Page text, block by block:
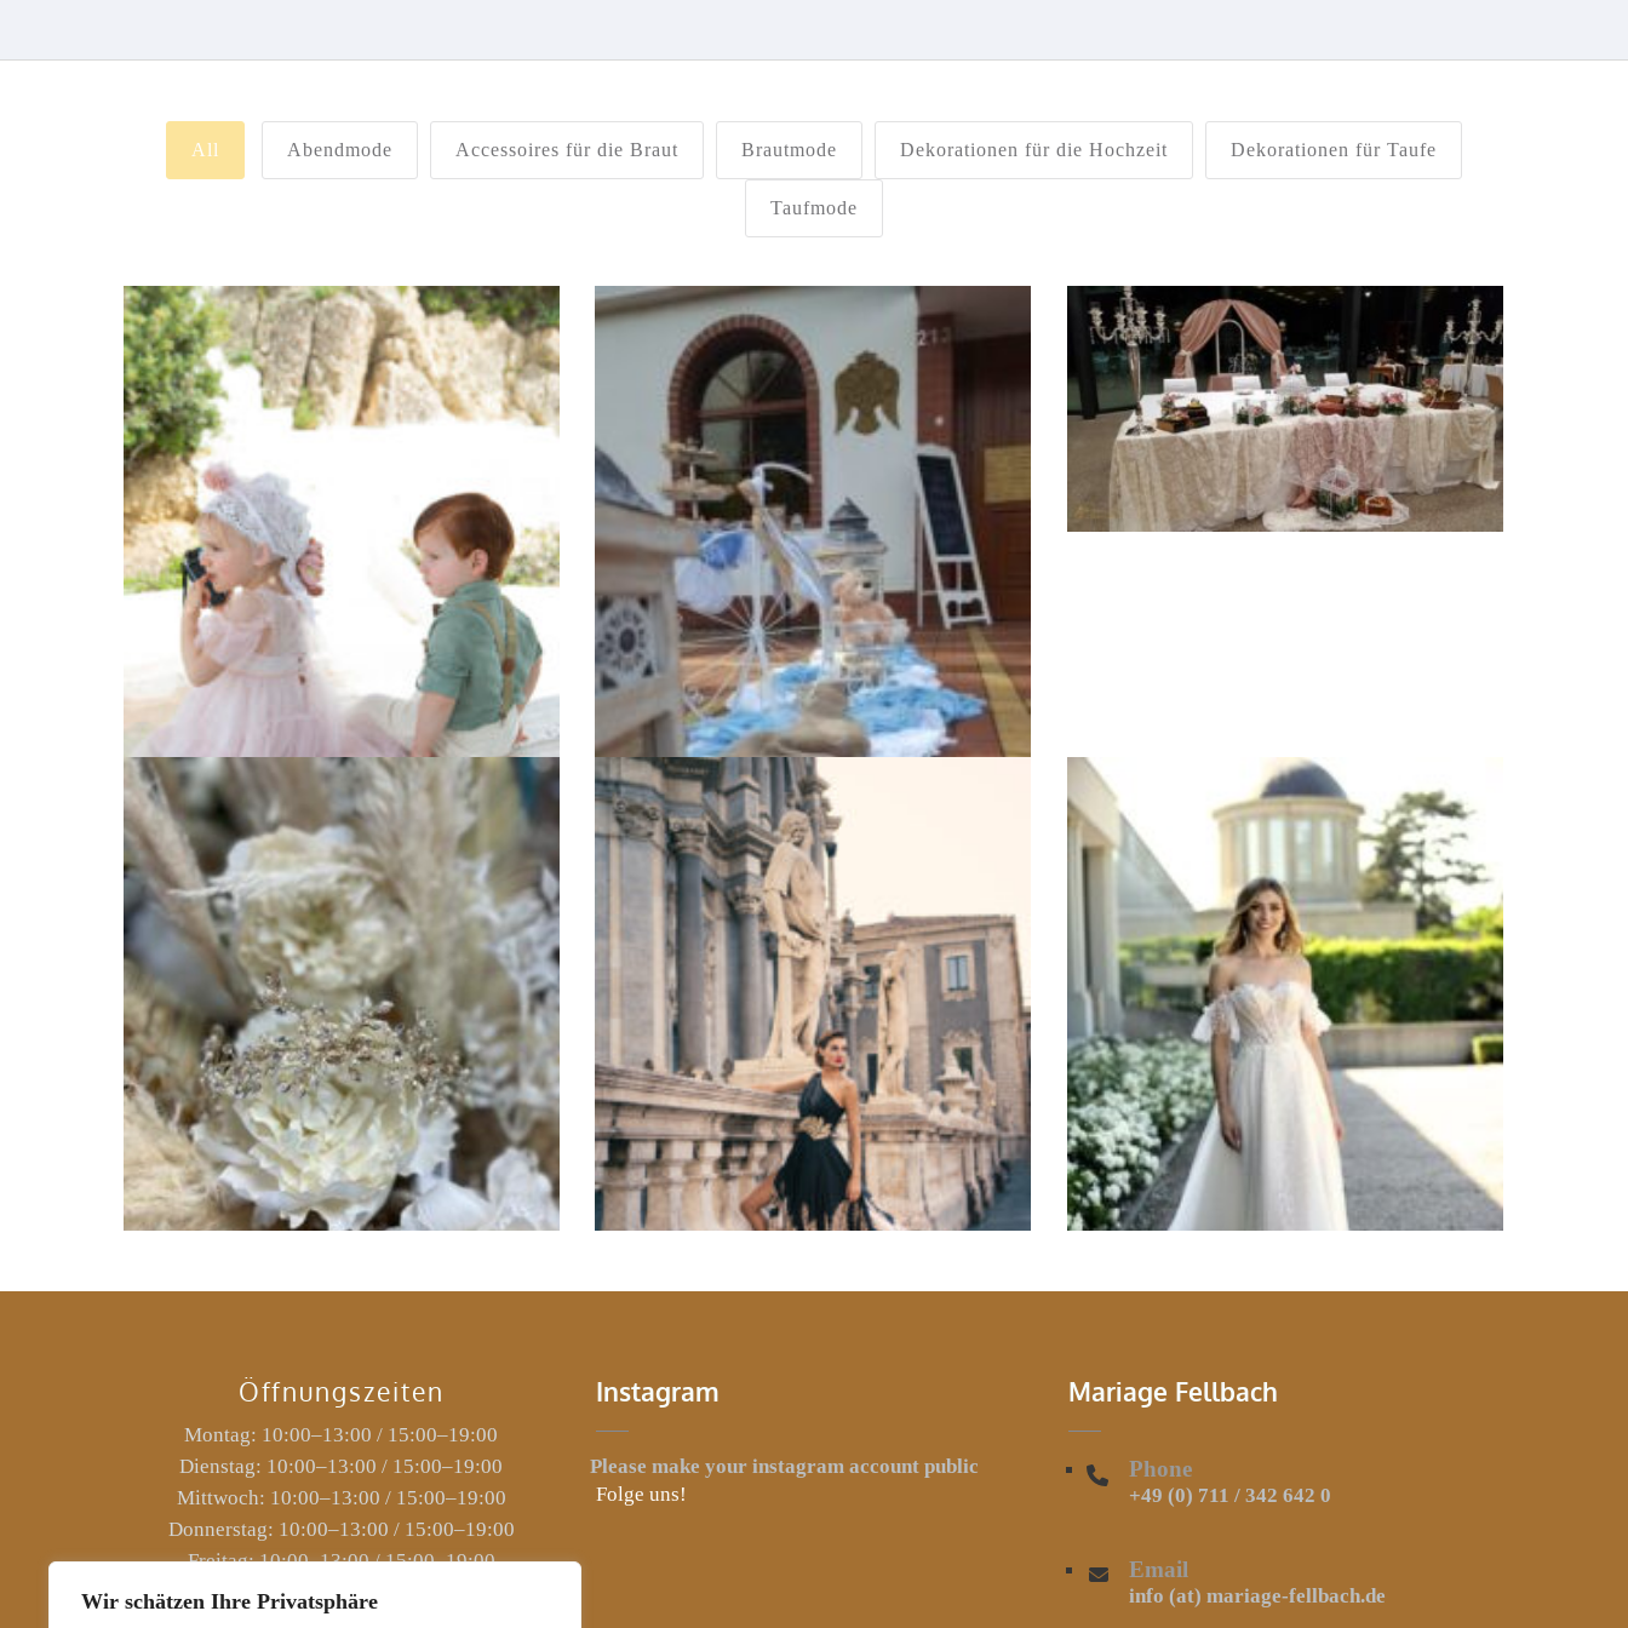
Wir schätzen Ihre Privatsphäre
All Abendmode Accessoires für die Braut Brautmode Dekorationen für die Hochzeit Dekorationen für Taufe
Taufmode
Taufmode
Taufmode
Taufdeko
Dekorationen für Taufe
Hochzeitsdeko
Dekorationen für die Hochzeit
Braut: Accessoirs
Accessoires für die Braut Abendmode
Abendmode
Brautkleider
Öffnungszeiten
Montag: 10:00–13:00 / 15:00–19:00
Dienstag: 10:00–13:00 / 15:00–19:00
Mittwoch: 10:00–13:00 / 15:00–19:00
Donnerstag: 10:00–13:00 / 15:00–19:00
Freitag: 10:00–13:00 / 15:00–19:00
Samstag: 10:00–15:00
Instagram
Please make your instagram account public
Folge uns!
Mariage Fellbach
Phone
+49 (0) 711 / 342 642 0
Email
info (at) mariage-fellbach.de